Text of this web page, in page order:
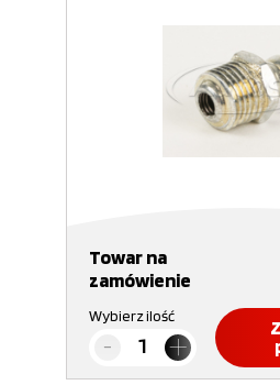
Towar na
zamówienie
Wybierz ilość